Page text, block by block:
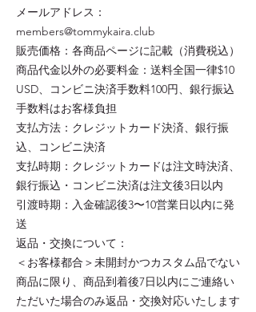
メールアドレス：
members@tommykaira.club
販売価格：各商品ページに記載（消費税込）
商品代金以外の必要料金：送料全国一律$10
USD、コンビニ決済手数料100円、銀行振込
手数料はお客様負担
支払方法：クレジットカード決済、銀行振
込、コンビニ決済
支払時期：クレジットカードは注文時決済、
銀行振込・コンビニ決済は注文後3日以内
引渡時期：入金確認後3〜10営業日以内に発
送
返品・交換について：
＜お客様都合＞未開封かつカスタム品でない
商品に限り、商品到着後7日以内にご連絡い
ただいた場合のみ返品・交換対応いたします